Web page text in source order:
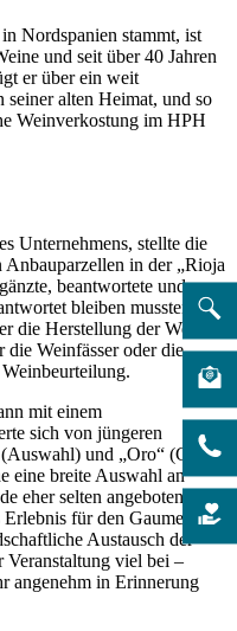
Nordspanien stammt, ist
und seit über 40 Jahren
er über ein weit
alten Heimat, und so
Weinverkostung im HPH
Unternehmens, stellte die
in der „Rioja
beantwortete und
bleiben mussten. So
die Herstellung der Weine,
Weinfässer oder die
mit einem
sich von jüngeren
und „Oro“ (Gold).
eine breite Auswahl an
eher selten angebotenen
für den Gaumen,
Austausch der
Veranstaltung viel bei –
angenehm in Erinnerung